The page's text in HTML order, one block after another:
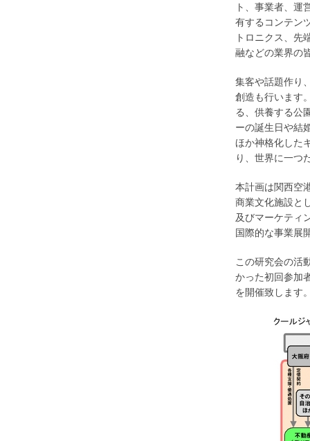
ト、事業者、運
有するコンテン
トロニクス、先
融などの業界の
集客や話題作り
創造も行います
る、供養する公
ーの誕生日や結
ほか神格化した
り、世界に一つ
本計画は関西空
商業文化施設と
及びマーケティ
国際的な事業展
この研究会の活
かった初回参加
を開催致します